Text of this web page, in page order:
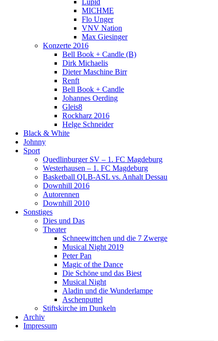
MICHME
Flo Unger
VNV Nation
Max Giesinger
Konzerte 2016
Bell Book + Candle (B)
Dirk Michaelis
Dieter Maschine Birr
Renft
Bell Book + Candle
Johannes Oerding
Gleis8
Rockharz 2016
Helge Schneider
Black & White
Johnny
Sport
Quedlinburger SV – 1. FC Magdeburg
Westerhausen – 1. FC Magdeburg
Basketball QLB-ASL vs. Anhalt Dessau
Downhill 2016
Autorennen
Downhill 2010
Sonstiges
Dies und Das
Theater
Schneewittchen und die 7 Zwerge
Musical Night 2019
Peter Pan
Magic of the Dance
Die Schöne und das Biest
Musical Night
Aladin und die Wunderlampe
Aschenputtel
Stiftskirche im Dunkeln
Archiv
Impressum